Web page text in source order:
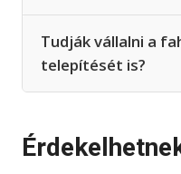
Tudják vállalni a
telepítését is?